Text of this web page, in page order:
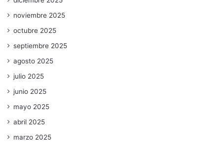
noviembre 2025
octubre 2025
septiembre 2025
agosto 2025
julio 2025
junio 2025
mayo 2025
abril 2025
marzo 2025